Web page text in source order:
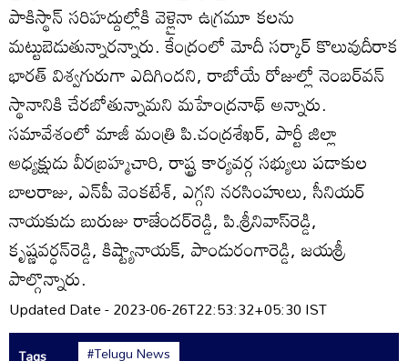
పాకిస్థాన్‌ సరిహద్దుల్లోకి వెళ్లైనా ఉగ్రమూ కలను
మట్టుబెడుతున్నారన్నారు. కేంద్రంలో మోదీ సర్కార్‌ కొలువుదీరాక
భారత్‌ విశ్వగురుగా ఎదిగిందని, రాబోయే రోజుల్లో నెంబర్‌వన్‌
స్థానానికి చేరబోతున్నామని మహేంద్రనాథ్‌ అన్నారు.
సమావేశంలో మాజీ మంత్రి పి.చంద్రశేఖర్‌, పార్టీ జిల్లా
అధ్యక్షుడు వీరబ్రహ్మచారి, రాష్ట్ర కార్యవర్గ సభ్యులు పడాకుల
బాలరాజు, ఎన్‌పీ వెంకటేశ్‌, ఎగ్గని నరసింహులు, సీనియర్‌
నాయకుడు బురుజు రాజేందర్‌రెడ్డి, పి.శ్రీనివాస్‌రెడ్డి,
కృష్ణవర్ధన్‌రెడ్డి, కిష్ట్యానాయక్‌, పాండురంగారెడ్డి, జయశ్రీ
పాల్గొన్నారు.
Updated Date - 2023-06-26T22:53:32+05:30 IST
Tags #Telugu News